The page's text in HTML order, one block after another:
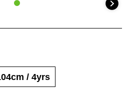
104cm / 4yrs